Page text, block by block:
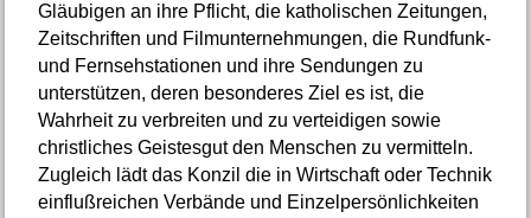
Gläubigen an ihre Pflicht, die katholischen Zeitungen,
Zeitschriften und Filmunternehmungen, die Rundfunk-
und Fernsehstationen und ihre Sendungen zu
unterstützen, deren besonderes Ziel es ist, die
Wahrheit zu verbreiten und zu verteidigen sowie
christliches Geistesgut den Menschen zu vermitteln.
Zugleich lädt das Konzil die in Wirtschaft oder Technik
einflußreichen Verbände und Einzelpersönlichkeiten